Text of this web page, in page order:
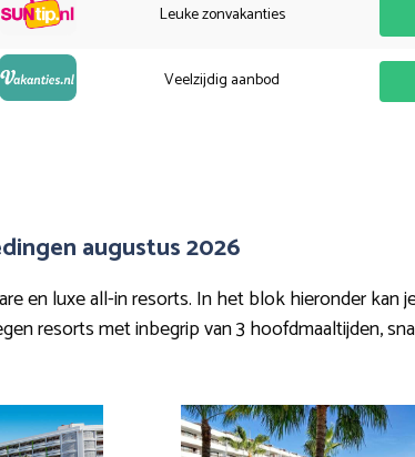
Leuke zonvakanties
Veelzijdig aanbod
augustus 2026
en luxe all-in resorts. In het blok hieronder kan
resorts met inbegrip van 3 hoofdmaaltijden,